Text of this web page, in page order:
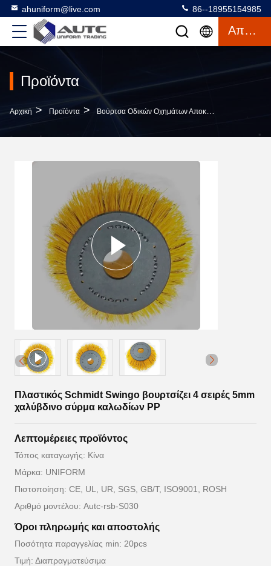
ahuniform@live.com 86--18955154985
Απόσπασμα
Προϊόντα
Αρχική > Προϊόντα > Βούρτσα Οδικών Οχημάτων Αποκομιδής Απορριμμάτων
Πλαστικός Schmidt Swingo βουρτσίζει 4 σειρές 5mm
χαλύβδινο σύρμα καλωδίων PP
Λεπτομέρειες προϊόντος
Τόπος καταγωγής: Κίνα
Μάρκα: UNIFORM
Πιστοποίηση: CE, UL, UR, SGS, GB/T, ISO9001, ROSH
Αριθμό μοντέλου: Autc-rsb-S030
Όροι πληρωμής και αποστολής
Ποσότητα παραγγελίας min: 20pcs
Τιμή: Διαπραγματεύσιμα